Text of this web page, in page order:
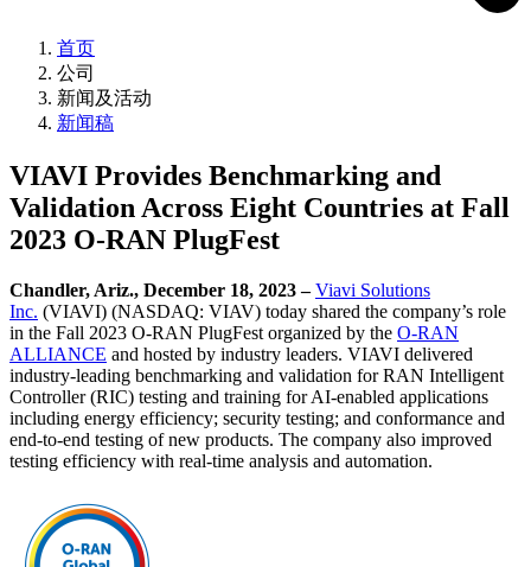
首页
公司
新闻及活动
新闻稿
VIAVI Provides Benchmarking and
Validation Across Eight Countries at Fall
2023 O-RAN PlugFest
Chandler, Ariz., December 18, 2023 –Viavi Solutions
Inc. (VIAVI) (NASDAQ: VIAV) today shared the company’s role
in the Fall 2023 O-RAN PlugFest organized by the O-RAN
ALLIANCE and hosted by industry leaders. VIAVI delivered
industry-leading benchmarking and validation for RAN Intelligent
Controller (RIC) testing and training for AI-enabled applications
including energy efficiency; security testing; and conformance and
end-to-end testing of new products. The company also improved
testing efficiency with real-time analysis and automation.